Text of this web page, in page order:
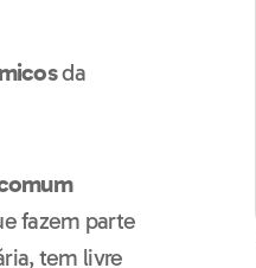
da
fazem parte
tem livre